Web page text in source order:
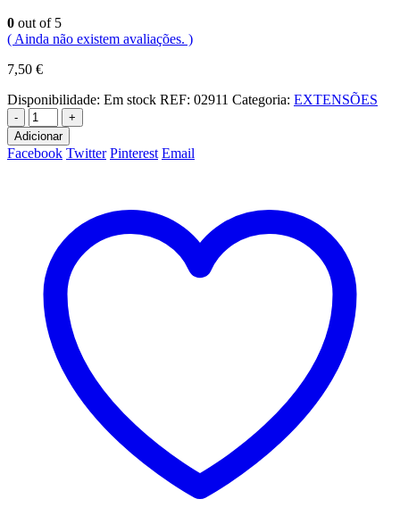
0 out of 5
( Ainda não existem avaliações. )
7,50 €
Disponibilidade: Em stock REF: 02911 Categoria: EXTENSÕES
-
+
Adicionar
Facebook Twitter Pinterest Email